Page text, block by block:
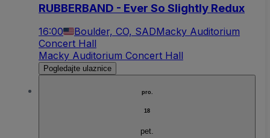
RUBBERBAND - Ever So Slightly Redux
16:00 Boulder, CO, SADMacky Auditorium
Concert Hall
Macky Auditorium Concert Hall
Pogledajte ulaznice
pro.
18
pet.